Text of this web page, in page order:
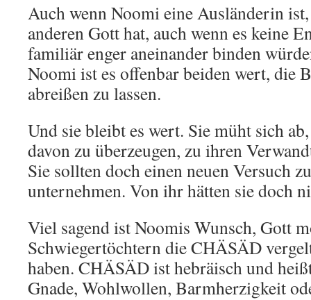
Auch wenn Noomi eine Ausländerin
anderen Gott hat, auch wenn es keine
familiär enger aneinander binden
Noomi ist es offenbar beiden wert, die
abreißen zu lassen.
Und sie bleibt es wert. Sie müht sich
davon zu überzeugen, zu ihren
Sie sollten doch einen neuen Versuch
unternehmen. Von ihr hätten sie doch
Viel sagend ist Noomis Wunsch, Gott
Schwiegertöchtern die CHÄSÄD
haben. CHÄSÄD ist hebräisch und
Gnade, Wohlwollen, Barmherzigkeit